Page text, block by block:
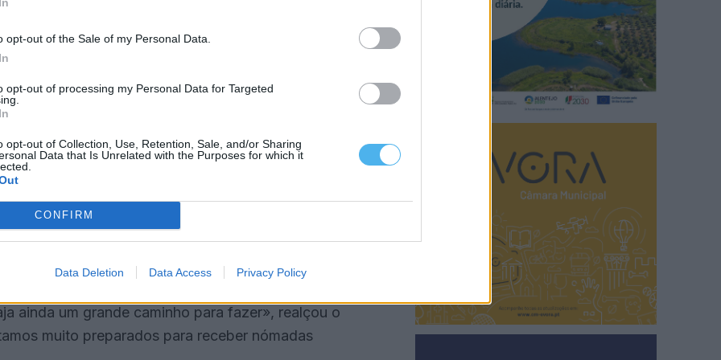
opt-out of the Sale of my Personal Data.
opt-out of processing my Personal Data for Targeted
opt-out of Collection, Use, Retention, Sale, and/or Sharing
Data that Is Unrelated with the Purposes for which it
CONFIRM
Data Deletion Data Access Privacy Policy
com mobilidade, tem a ver com habitação.
a fim de atrair este tipo de trabalhadores»,
está focado «na criação dessas condições»,
temos algumas».
como forma de atrair este tipo de
alargámos o digital, criámos mais
projeto de 5G com a DS Telecom».
ainda um grande caminho para fazer», realçou o
muito preparados para receber nómadas